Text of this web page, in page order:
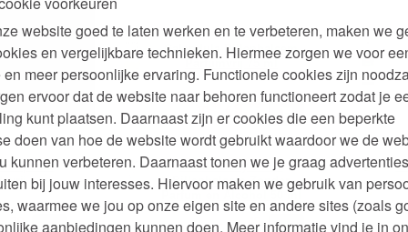
website goed te laten werken en te verbeteren, maken we
en vergelijkbare technieken. Hiermee zorgen we voor
en meer persoonlijke ervaring. Functionele cookies zijn
ervoor dat de website naar behoren functioneert zodat je
kunt plaatsen. Daarnaast zijn er cookies die een beperkte
doen van hoe de website wordt gebruikt waardoor we de
kunnen verbeteren. Daarnaast tonen we je graag
bij jouw interesses. Hiervoor maken we gebruik van
waarmee we jou op onze eigen site en andere sites (zoals
aanbiedingen kunnen doen. Meer informatie vind je in
50
Calendula Billenbalsem
Parfumvrij 75 ml
10, 49 9,99
39
Derma Baby 3-in-1
Billenbalsem Zonder
Parfum en Alcohol 50 ml
€ 11,49